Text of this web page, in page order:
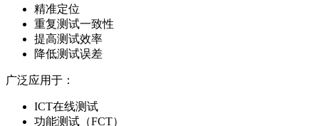
精准定位
重复测试一致性
提高测试效率
降低测试误差
广泛应用于：
ICT在线测试
功能测试（FCT）